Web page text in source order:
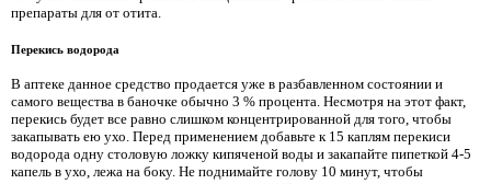
препараты для от отита.
Перекись водорода
В аптеке данное средство продается уже в разбавленном состоянии и
самого вещества в баночке обычно 3 % процента. Несмотря на этот факт,
перекись будет все равно слишком концентрированной для того, чтобы
закапывать ею ухо. Перед применением добавьте к 15 каплям перекиси
водорода одну столовую ложку кипяченой воды и закапайте пипеткой 4-5
капель в ухо, лежа на боку. Не поднимайте голову 10 минут, чтобы